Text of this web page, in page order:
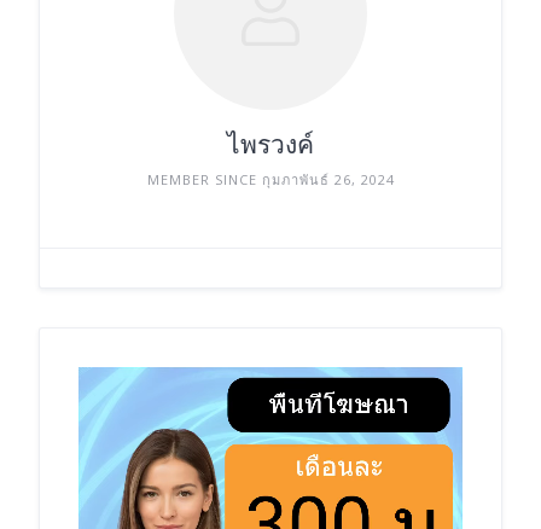
ไพรวงค์
MEMBER SINCE กุมภาพันธ์ 26, 2024